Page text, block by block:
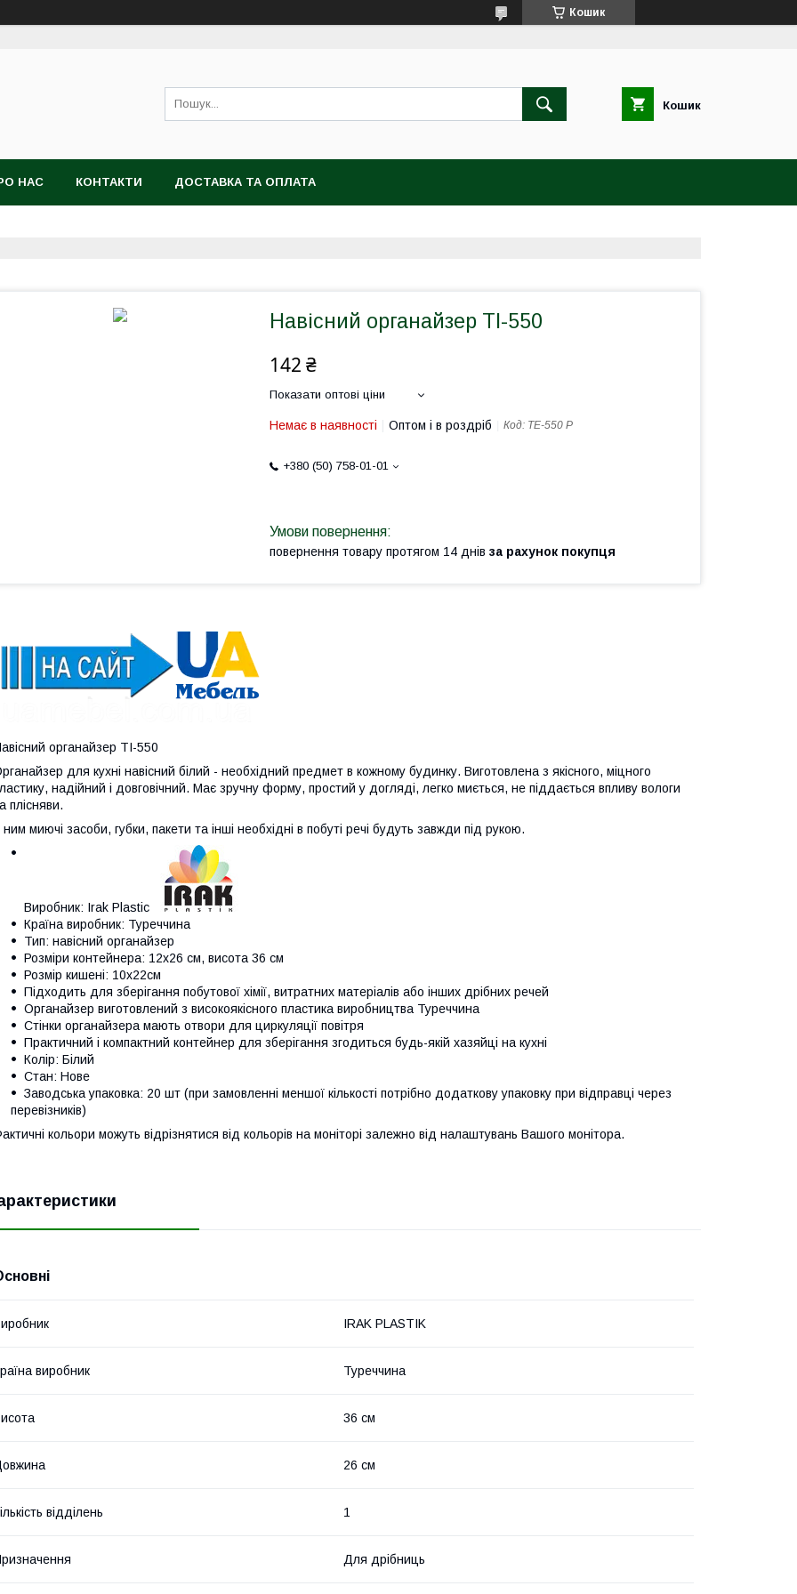
Кошик
Кошик
НАС КОНТАКТИ ДОСТАВКА ТА ОПЛАТА
Навісний органайзер ТІ-550
142 ₴
Показати оптові ціни
Немає в наявності Оптом і в роздріб Код: ТЕ-550 Р
+380 (50) 758-01-01
повернення товару протягом 14 днів за рахунок покупця
органайзер ТІ-550
для кухні навісний білий - необхідний предмет в кожному будинку. Виготовлена з якісного, міцного
надійний і довговічний. Має зручну форму, простий у догляді, легко миється, не піддається впливу вологи
плісняви.
ним миючі засоби, губки, пакети та інші необхідні в побуті речі будуть завжди під рукою.
Виробник: Irak Plastic
Країна виробник: Туреччина
Тип: навісний органайзер
Розміри контейнера: 12х26 см, висота 36 см
Розмір кишені: 10х22см
Підходить для зберігання побутової хімії, витратних матеріалів або інших дрібних речей
Органайзер виготовлений з високоякісного пластика виробництва Туреччина
Стінки органайзера мають отвори для циркуляції повітря
Практичний і компактний контейнер для зберігання згодиться будь-якій хазяйці на кухні
Колір: Білий
Стан: Нове
Заводська упаковка: 20 шт (при замовленні меншої кількості потрібно додаткову упаковку при відправці через
перевізників)
кольори можуть відрізнятися від кольорів на моніторі залежно від налаштувань Вашого монітора.
IRAK PLASTIK
виробник Туреччина
36 см
26 см
відділень 1
Для дрібниць